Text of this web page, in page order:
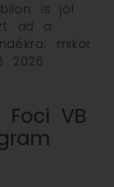
is jól
ad a
mikor
2026
VB